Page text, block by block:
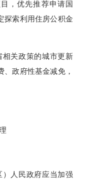
，优先推荐申请国
探索利用住房公积金
关政策的城市更新
政府性基金减免，
人民政府应当加强